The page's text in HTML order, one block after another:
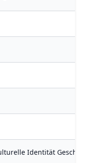
Identität Geschichte